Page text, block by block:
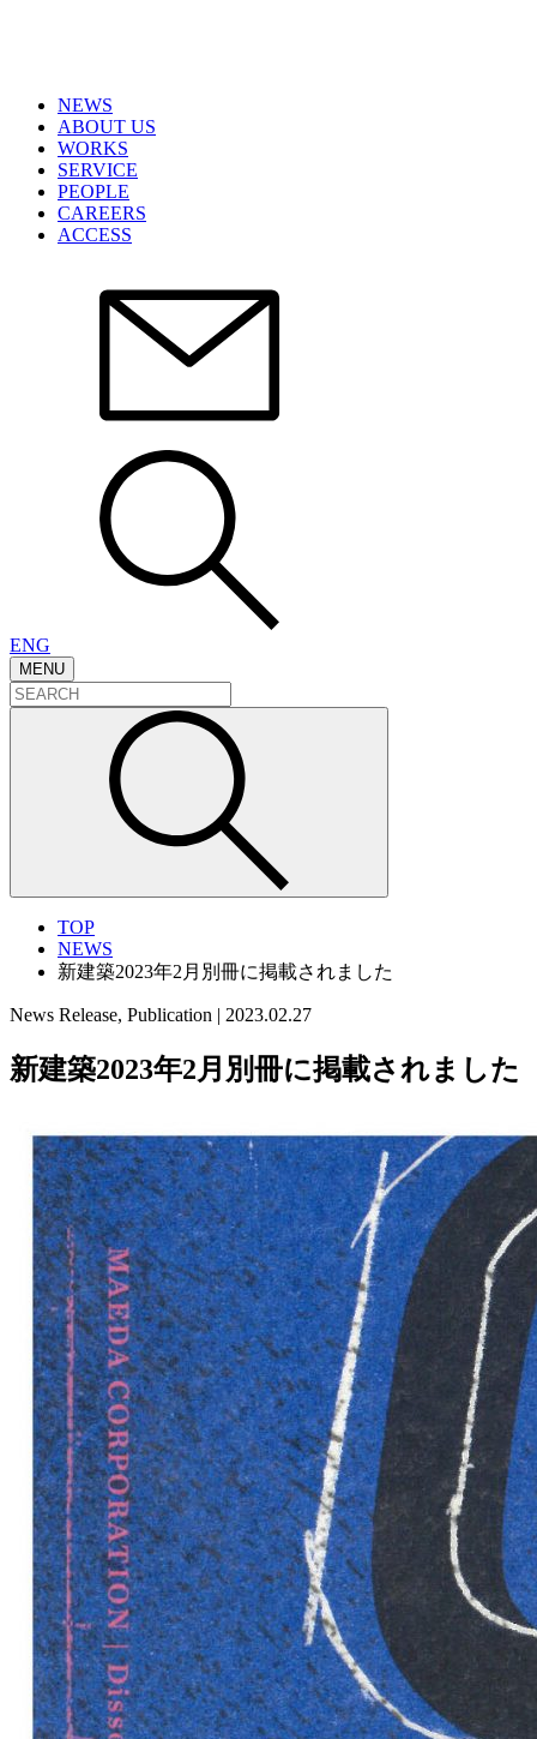
NEWS
ABOUT US
WORKS
SERVICE
PEOPLE
CAREERS
ACCESS
ENG
MENU
TOP
NEWS
新建築2023年2月別冊に掲載されました
News Release, Publication | 2023.02.27
新建築2023年2月別冊に掲載されました